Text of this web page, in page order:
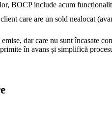
BOCP include acum
care are un sold nealocat
dar care nu sunt încasate
în avans și simplifică